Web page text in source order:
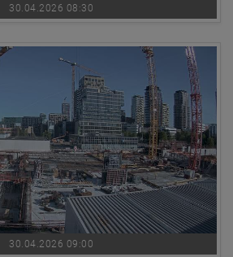
30.04.2026 08:30
30.04.2026 09:00